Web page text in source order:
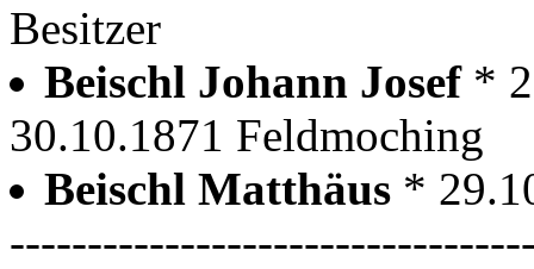
Besitzer
Beischl Johann Josef *
30.10.1871 Feldmoching
Beischl Matthäus *